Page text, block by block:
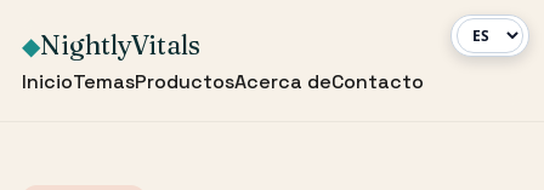
◆NightlyVitals
InicioTemasProductosAcerca deContacto